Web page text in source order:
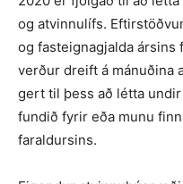
og atvinnulífs.
og fasteignagjalda
verður dreift á mánuðina
gert til þess að létta
fundið fyrir eða munu
faraldursins.